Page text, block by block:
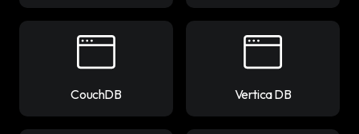
CouchDB Vertica DB